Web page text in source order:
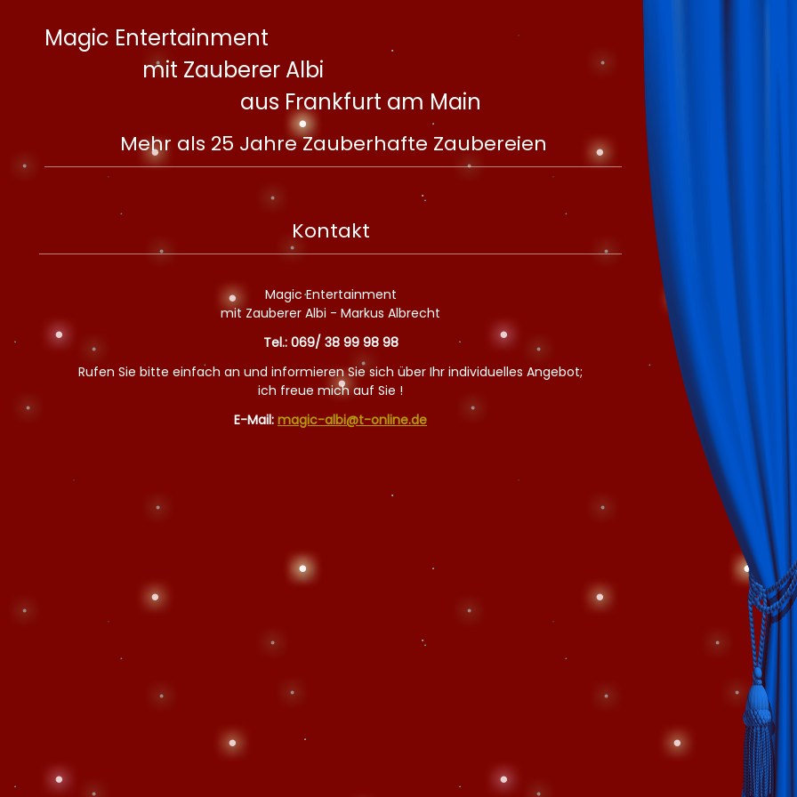
Magic Entertainment
mit Zauberer Albi
aus Frankfurt am Main
Mehr als 25 Jahre Zauberhafte Zaubereien
Kontakt
Magic Entertainment
mit Zauberer Albi - Markus Albrecht
Tel.: 069/ 38 99 98 98
Rufen Sie bitte einfach an und informieren Sie sich über Ihr individuelles Angebot;
ich freue mich auf Sie !
E-Mail: magic-albi@t-online.de